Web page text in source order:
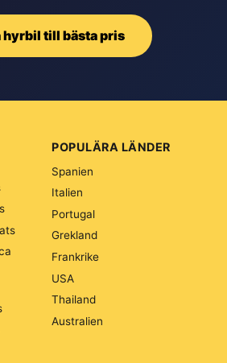
hyrbil till bästa pris
POPULÄRA LÄNDER
Spanien
Italien
Portugal
Grekland
Frankrike
USA
Thailand
Australien